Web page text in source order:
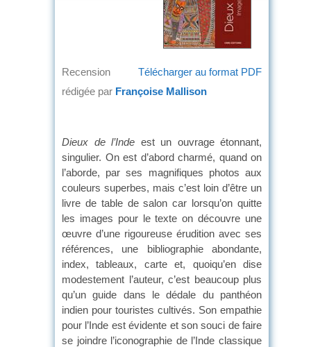
Télécharger au format PDF
Recension
rédigée par Françoise Mallison
Dieux de l’Inde est un ouvrage étonnant,
singulier. On est d’abord charmé, quand on
l’aborde, par ses magnifiques photos aux
couleurs superbes, mais c’est loin d’être un
livre de table de salon car lorsqu’on quitte
les images pour le texte on découvre une
œuvre d’une rigoureuse érudition avec ses
références, une bibliographie abondante,
index, tableaux, carte et, quoiqu’en dise
modestement l’auteur, c’est beaucoup plus
qu’un guide dans le dédale du panthéon
indien pour touristes cultivés. Son empathie
pour l’Inde est évidente et son souci de faire
se joindre l’iconographie de l’Inde classique